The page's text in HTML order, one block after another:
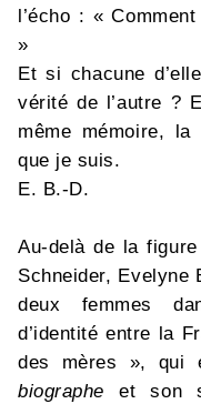
l’écho : «
»
Et si chacune
vérité de l’autre ?
même mémoire,
que je suis.
E. B.-D.
Au-delà de la
Schneider, Evelyne
deux femmes
d’identité entre la
des mères », qui
biographe et son